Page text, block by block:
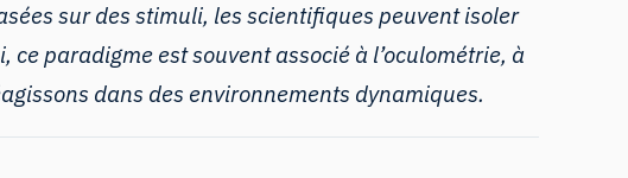
sur des stimuli, les scientifiques peuvent isoler
paradigme est souvent associé à l’oculométrie, à
dans des environnements dynamiques.